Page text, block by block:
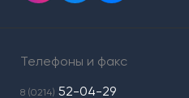
Телефоны и факс
8 (0214) 52-04-29